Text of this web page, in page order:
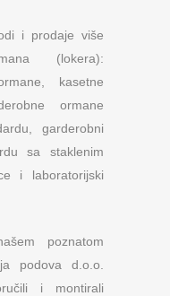
i prodaje više
(lokera):
kasetne
ormane
garderobni
sa staklenim
i laboratorijski
poznatom
podova d.o.o.
i montirali